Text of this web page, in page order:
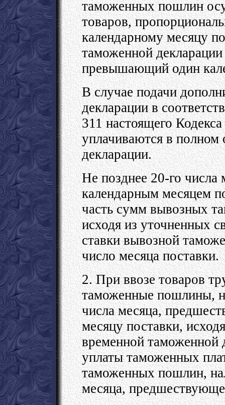
таможенных пошлин
товаров,
календарному месяцу
таможенной
превышающий один
В случае подачи
декларации в
311 настоящего
уплачиваются в полном
декларации.
Не позднее 20-го
календарным месяцем
часть сумм вывозных
исходя из уточненных
ставки вывозной
число месяца поставки.
2. При ввозе товаров
таможенные пошлины,
числа месяца,
месяцу поставки,
временной таможенной
уплаты таможенных
таможенных пошлин,
месяца,